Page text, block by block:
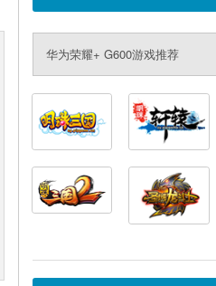
华为荣耀+ G600游戏推荐